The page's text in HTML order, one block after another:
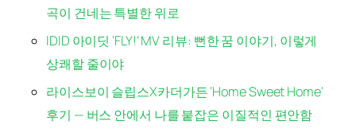
곡이 건네는 특별한 위로
IDID 아이딧 ‘FLY!’ MV 리뷰: 뻔한 꿈 이야기, 이렇게
상쾌할 줄이야
라이스보이 슬립스X카더가든 ‘Home Sweet Home’
후기 — 버스 안에서 나를 붙잡은 이질적인 편안함